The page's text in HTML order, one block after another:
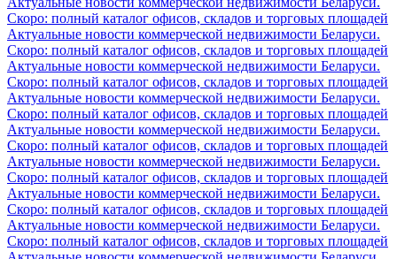
Скоро: полный каталог офисов, складов и торговых площадей
Актуальные новости коммерческой недвижимости Беларуси.
Скоро: полный каталог офисов, складов и торговых площадей
Актуальные новости коммерческой недвижимости Беларуси.
Скоро: полный каталог офисов, складов и торговых площадей
Актуальные новости коммерческой недвижимости Беларуси.
Скоро: полный каталог офисов, складов и торговых площадей
Актуальные новости коммерческой недвижимости Беларуси.
Скоро: полный каталог офисов, складов и торговых площадей
Актуальные новости коммерческой недвижимости Беларуси.
Скоро: полный каталог офисов, складов и торговых площадей
Актуальные новости коммерческой недвижимости Беларуси.
Скоро: полный каталог офисов, складов и торговых площадей
Актуальные новости коммерческой недвижимости Беларуси.
Скоро: полный каталог офисов, складов и торговых площадей